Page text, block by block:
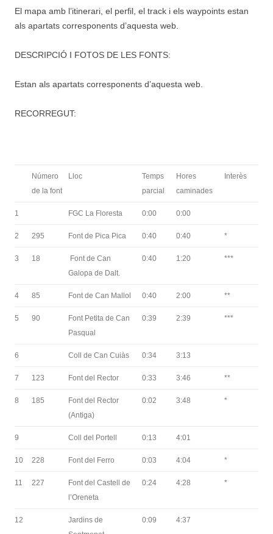
El mapa amb l’itinerari, el perfil, el track i els waypoints estan
als apartats corresponents d’aquesta web.
DESCRIPCIÓ I FOTOS DE LES FONTS:
Estan als apartats corresponents d’aquesta web.
RECORREGUT:
Número
de la font
Lloc
Temps
parcial
Hores
caminades
Interès
1 FGC La Floresta 0:00 0:00
2 295 Font de Pica Pica 0:40 0:40 *
3 18
Font de Can
Galopa de Dalt.
0:40 1:20 ***
4 85 Font de Can Mallol 0:40 2:00 **
5 90
Font Petita de Can
Pasqual
0:39 2:39 ***
6 Coll de Can Cuiàs 0:34 3:13
7 123 Font del Rector 0:33 3:46 **
8 185
Font del Rector
(Antiga)
0:02 3:48 *
9 Coll del Portell 0:13 4:01
10 228 Font del Ferro 0:03 4:04 *
11 227
Font del Castell de
l’Oreneta
0:24 4:28 *
12
Jardins de
0:09 4:37